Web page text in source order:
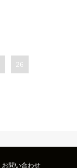
26
お問い合わせ